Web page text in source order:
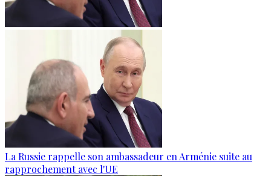
La Russie rappelle son ambassadeur en Arménie suite au
rapprochement avec l'UE